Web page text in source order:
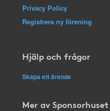
Privacy Policy
Registrera ny förening
Hjälp och frågor
Skapa ett ärende
Mer av Sponsorhuset